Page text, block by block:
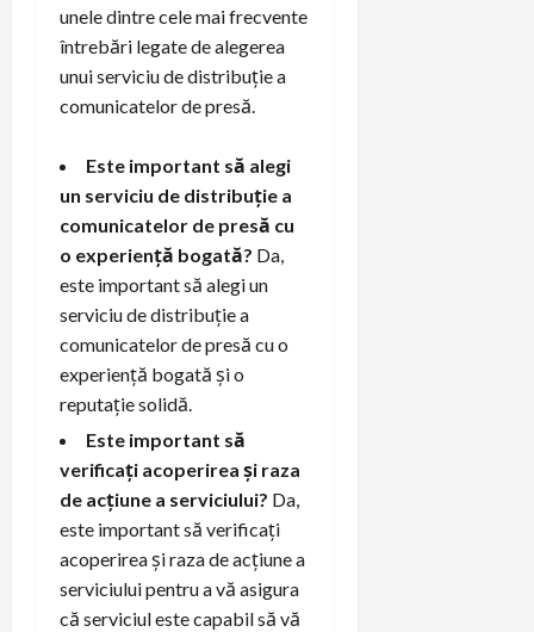
unele dintre cele mai frecvente
întrebări legate de alegerea
unui serviciu de distribuție a
comunicatelor de presă.
Este important să alegi
un serviciu de distribuție a
comunicatelor de presă cu
o experiență bogată? Da,
este important să alegi un
serviciu de distribuție a
comunicatelor de presă cu o
experiență bogată și o
reputație solidă.
Este important să
verificați acoperirea și raza
de acțiune a serviciului? Da,
este important să verificați
acoperirea și raza de acțiune a
serviciului pentru a vă asigura
că serviciul este capabil să vă